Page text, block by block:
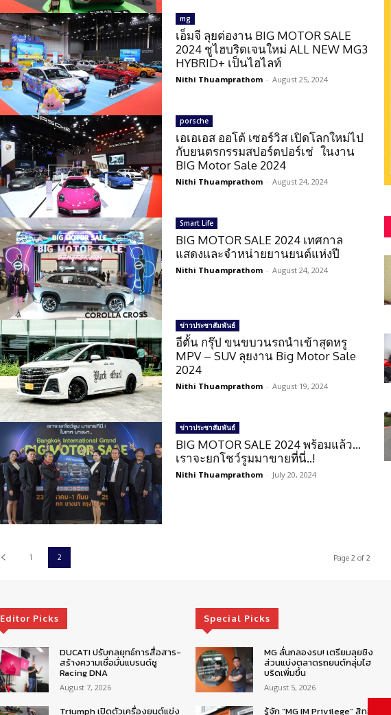
mg
เอ็มจี ลุยต่องาน BIG MOTOR SALE
2024 ชูไฮบริดเจนใหม่ ALL NEW MG3
HYBRID+ เป็นไฮไลท์
Nithi Thuamprathom - August 25, 2024
porsche
เอเอเอส ออโต้ เซอร์วิส เปิดโลกใหม่ไป
กับยนตรกรรมสปอร์ตปอร์เช่ ในงาน
BIG Motor Sale 2024
Nithi Thuamprathom - August 24, 2024
Smart Life
BIG MOTOR SALE 2024 เทศกาล
แสดงและจำหน่ายยานยนต์แห่งปี
Nithi Thuamprathom - August 24, 2024
ข่าวประชาสัมพันธ์
อีตั้น กรุ๊ป ขนขบวนรถนำเข้าสุดหรู
MPV – SUV ลุยงาน Big Motor Sale
2024
Nithi Thuamprathom - August 19, 2024
ข่าวประชาสัมพันธ์
BIG MOTOR SALE 2024 พร้อมแล้ว…
เราจะยกโชว์รูมมาขายที่นี่..!
Nithi Thuamprathom - July 20, 2024
1 2 Page 2 of 2
Editor Picks
DUCATI ปรับกลยุทธ์การสื่อสาร-
สร้างความเชื่อมั่นแบรนด์ชู
Racing DNA
August 7, 2026
Triumph เปิดตัวเครื่องยนต์แข่ง
Special Picks
MG ลั่นกลองรบ! เตรียมลุยชิง
ส่วนแบ่งตลาดรถยนต์กลุ่มไฮ
บริดเพิ่มขึ้น
August 5, 2026
รู้จัก “MG IM Privilege” สิทธิ